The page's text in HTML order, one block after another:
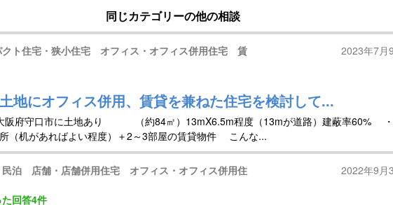
同じカテゴリーの他の相談
ト住宅・狭小住宅 オフィス・オフィス併用住宅 賃
2023年7月
地にオフィス併用、賃貸を兼ねた住宅を検討して...
阪府守口市に土地あり （約84㎡）13mX6.5m程度（13mが道路）建蔽率60%
（机があればよい程度）＋2～3部屋の賃貸物件 こんな...
泊 店舗・店舗併用住宅 オフィス・オフィス併用住
回答4件
2022年9月